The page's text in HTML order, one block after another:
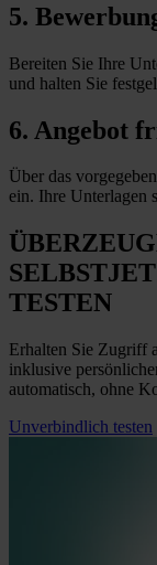
5.
Bereiten Sie Ihre
und halten Sie
6. Angebot
Über das
ein. Ihre Unterlagen
SELBST
TESTEN
Erhalten Sie Zugriff
inklusive
automatisch, ohne
Unverbindlich testen